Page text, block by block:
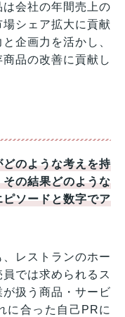
会社の年間売上の
シェア拡大に貢献
企画力を活かし、
品の改善に貢献し
のような考えを持
の結果どのような
ソードと数字でア
レストランのホー
では求められるス
扱う商品・サービ
に合った自己PRに